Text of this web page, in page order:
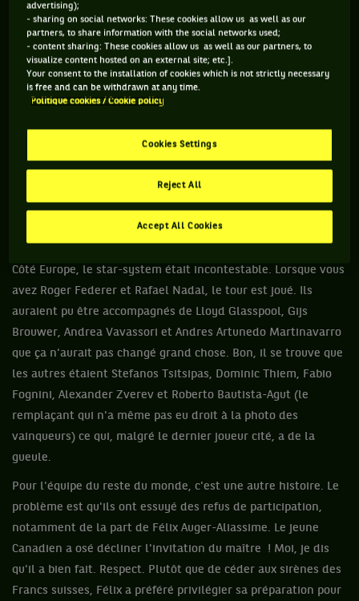
monde adore. Je ne veux pas jouer les rabat-joies, en plus je
me suis pris au jeu aussi, mais je pense qu'il est essentiel de
remettre au clair un point crucial. La Laver Cup est tout sauf
un tournoi officiel. Le résultat ne compte en rien dans le
classement ATP. En fait, ça vaut autant que le tournoi interne
JORDAN THOMPSON LE VRAI FAUX MAGNUM DU
Côté Europe, le star-system était incontestable. Lorsque vous
avez Roger Federer et Rafael Nadal, le tour est joué. Ils
auraient pu être accompagnés de Lloyd Glasspool, Gijs
Brouwer, Andrea Vavassori et Andres Artunedo Martinavarro
que ça n'aurait pas changé grand chose. Bon, il se trouve que
les autres étaient Stefanos Tsitsipas, Dominic Thiem, Fabio
Fognini, Alexander Zverev et Roberto Bautista-Agut (le
remplaçant qui n'a même pas eu droit à la photo des
vainqueurs) ce qui, malgré le dernier joueur cité, a de la
gueule.
Pour l'équipe du reste du monde, c'est une autre histoire. Le
problème est qu'ils ont essuyé des refus de participation,
notamment de la part de Félix Auger-Aliassime. Le jeune
Canadien a osé décliner l'invitation du maître ! Moi, je dis
qu'il a bien fait. Respect. Plutôt que de céder aux sirènes des
Francs suisses, Félix a préféré privilégier sa préparation pour
advertising);
- sharing on social networks: These cookies allow us as well as our
partners, to share information with the social networks used;
- content sharing: These cookies allow us as well as our partners, to
visualize content hosted on an external site; etc.].
Your consent to the installation of cookies which is not strictly necessary
is free and can be withdrawn at any time.
Politique cookies / Cookie policy
Cookies Settings
Reject All
Accept All Cookies